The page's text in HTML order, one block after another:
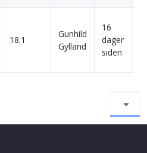
18.1
Gunhild
Gylland
16
dager
siden